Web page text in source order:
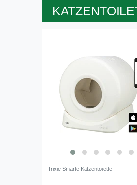
Trixie Smarte Katzentoilette